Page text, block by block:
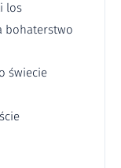
los
bohaterstwo
świecie